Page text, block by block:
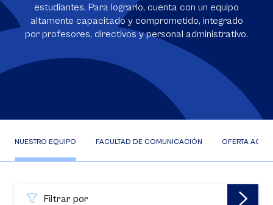
estudiantes. Para lograrlo, cuenta con un equipo
altamente capacitado y comprometido, integrado
por profesores, directivos y personal administrativo.
NUESTRO EQUIPO FACULTAD DE COMUNICACIÓN OFERTA
Filtrar por